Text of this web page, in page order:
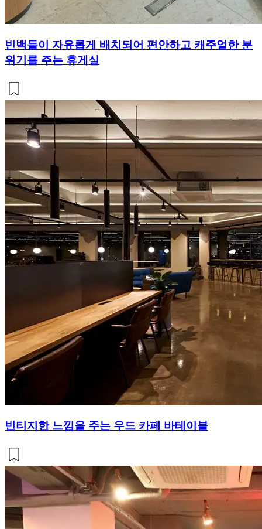
빈백들이 자유롭게 배치되어 편안하고 캐주얼한 분
위기를 주는 휴게실
빈티지한 느낌을 주는 우드 카페 바테이블